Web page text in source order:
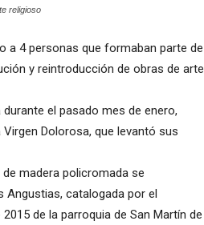
religioso
a 4 personas que formaban parte de
y reintroducción de obras de arte
el pasado mes de enero,
Dolorosa, que levantó sus
madera policromada se
Angustias, catalogada por el
de la parroquia de San Martín de